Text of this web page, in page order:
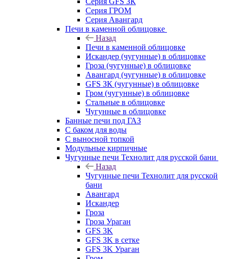
Серия ГРОМ
Серия Авангард
Печи в каменной облицовке
Назад
Печи в каменной облицовке
Искандер (чугунные) в облицовке
Гроза (чугунные) в облицовке
Авангард (чугунные) в облицовке
GFS ЗК (чугунные) в облицовке
Гром (чугунные) в облицовке
Стальные в облицовке
Чугунные в облицовке
Банные печи под ГАЗ
С баком для воды
С выносной топкой
Модульные кирпичные
Чугунные печи Технолит для русской бани
Назад
Чугунные печи Технолит для русской
бани
Авангард
Искандер
Гроза
Гроза Ураган
GFS 3K
GFS 3K в сетке
GFS 3K Ураган